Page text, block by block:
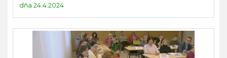
dňa 24.4.2024